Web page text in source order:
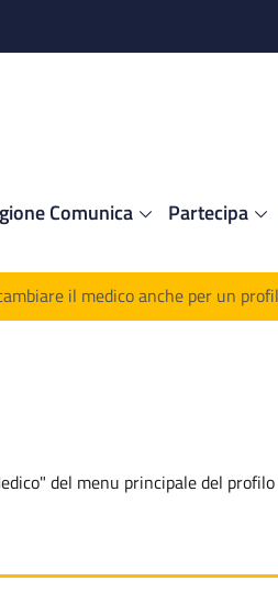
Comunica Partecipa
il medico anche per un
del menu principale del